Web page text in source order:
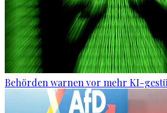
Behörden warnen vor mehr KI-